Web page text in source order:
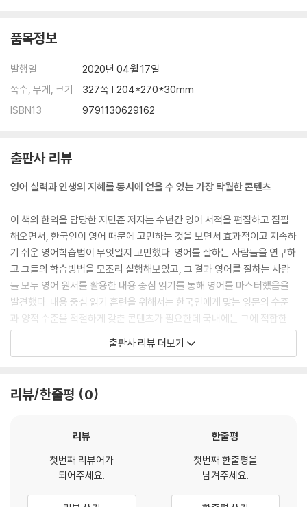
품목정보
발행일
2020년 04월 17일
쪽수, 무게, 크기
327쪽 | 204*270*30mm
ISBN13
9791130629162
출판사 리뷰
영어 실력과 인생의 지혜를 동시에 얻을 수 있는 가장 탁월한 콘텐츠
이 책의 한역을 담당한 지민준 저자는 수년간 영어 서적을 편집하고 집필
해오면서, 한국인이 영어 때문에 고민하는 것을 보면서 효과적이고 지속하
기 쉬운 영어학습법이 무엇일지 고민했다. 영어를 잘하는 사람들을 연구하
고 그들의 학습방법을 모조리 실행해보았고, 그 결과 영어를 잘하는 사람
들 모두 영어 원서를 활용한 내용 중심 읽기를 통해 영어를 마스터했음을
발견했다. 내용 중심 읽기 훈련을 위해서는 한국인에게 맞는 영문의 수준
과 양적 수준을 적절하게 갖춘 콘텐츠가 필요한데 국내에는 그에 적합한
책이 없는 것이 문제였다. 결국 수많은 사람이 몇 번이고 반복해서 읽는 대
표적인 콘텐츠인 삼국지를 택해 영한대역 삼국지로 만들어냈다. 삼국지는
대역 삼국지는 독자들의 영어 실력을 책임지면서도 고전에서 찾을 수 있는
이 책은 독자들이 영문과 한글을 비교하여 읽을 수 있도록 영문의 뜻을 제
대로 표현하고, 원작의 뜻을 최대한 살리면서도 완벽하게 번역해 놓았다.
출판사 리뷰 더보기
리뷰/한줄평 0
리뷰
첫번째 리뷰어가
되어주세요.
한줄평
첫번째 한줄평을
남겨주세요.